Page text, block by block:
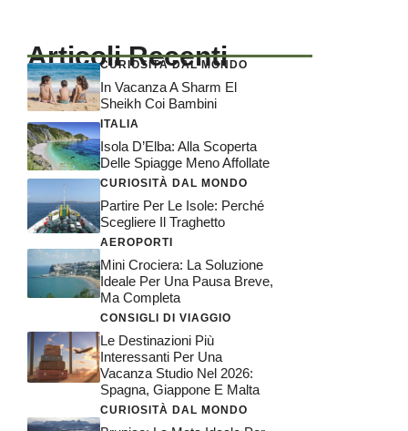
Articoli Recenti
CURIOSITÀ DAL MONDO
In Vacanza A Sharm El
Sheikh Coi Bambini
ITALIA
Isola D’Elba: Alla Scoperta
Delle Spiagge Meno Affollate
CURIOSITÀ DAL MONDO
Partire Per Le Isole: Perché
Scegliere Il Traghetto
AEROPORTI
Mini Crociera: La Soluzione
Ideale Per Una Pausa Breve,
Ma Completa
CONSIGLI DI VIAGGIO
Le Destinazioni Più
Interessanti Per Una
Vacanza Studio Nel 2026:
Spagna, Giappone E Malta
CURIOSITÀ DAL MONDO